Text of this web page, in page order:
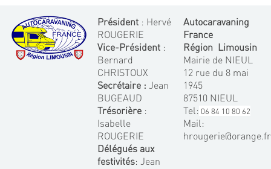
Président: Hervé
ROUGERIE
Vice-Président:
Bernard
CHRISTOUX
Secrétaire : Jean
BUGEAUD
Trésorière:
Isabelle
ROUGERIE
Délégués aux
festivités: Jean
Autocaravaning
France
Région Limousin
Mairie de NIEUL
12 rue du 8 mai
1945
87510 NIEUL
Tel: 06 84 10 80 62
Mail:
hrougerie@orange.fr